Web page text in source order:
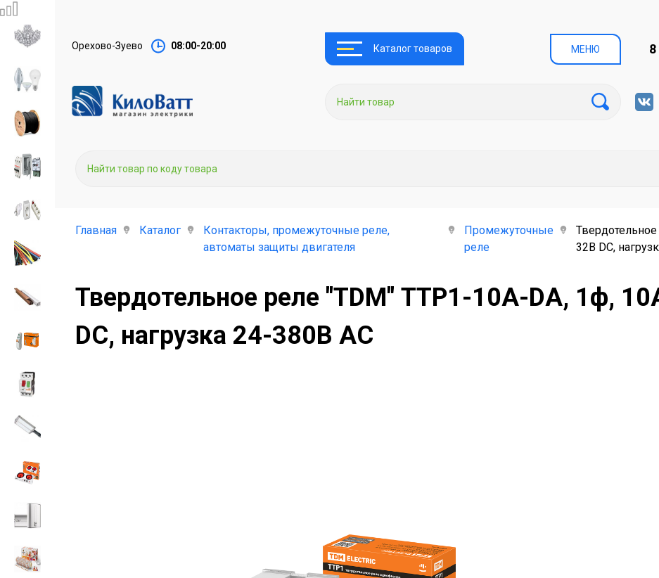
Орехово-Зуево 08:00-20:00 Каталог товаров МЕНЮ
Главная Каталог
Контакторы, промежуточные реле,
автоматы защиты двигателя
Промежуточные
реле
32В DС,
Твердотельное реле "TDM" ТТР1-10А-DА, 1ф,
DС, нагрузка 24-380В АС